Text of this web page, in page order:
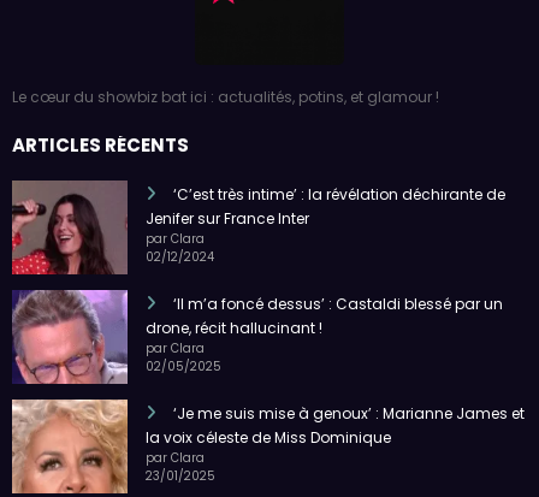
Le cœur du showbiz bat ici : actualités, potins, et glamour !
ARTICLES RÉCENTS
‘C’est très intime’ : la révélation déchirante de
Jenifer sur France Inter
par Clara
02/12/2024
‘Il m’a foncé dessus’ : Castaldi blessé par un
drone, récit hallucinant !
par Clara
02/05/2025
‘Je me suis mise à genoux’ : Marianne James et
la voix céleste de Miss Dominique
par Clara
23/01/2025